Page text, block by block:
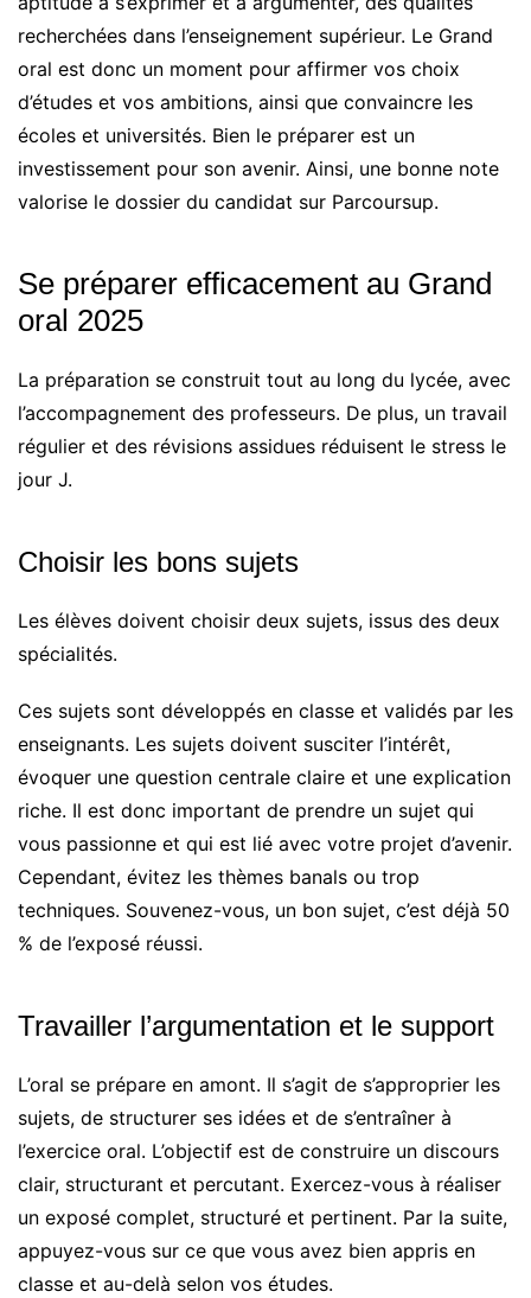
recherchées dans l’enseignement supérieur. Le Grand
oral est donc un moment pour affirmer vos choix
d’études et vos ambitions, ainsi que convaincre les
écoles et universités. Bien le préparer est un
investissement pour son avenir. Ainsi, une bonne note
valorise le dossier du candidat sur Parcoursup.
Se préparer efficacement au Grand
oral 2025
La préparation se construit tout au long du lycée, avec
l’accompagnement des professeurs. De plus, un travail
régulier et des révisions assidues réduisent le stress le
jour J.
Choisir les bons sujets
Les élèves doivent choisir deux sujets, issus des deux
spécialités.
Ces sujets sont développés en classe et validés par les
enseignants. Les sujets doivent susciter l’intérêt,
évoquer une question centrale claire et une explication
riche. Il est donc important de prendre un sujet qui
vous passionne et qui est lié avec votre projet d’avenir.
Cependant, évitez les thèmes banals ou trop
techniques. Souvenez-vous, un bon sujet, c’est déjà 50
% de l’exposé réussi.
Travailler l’argumentation et le support
L’oral se prépare en amont. Il s’agit de s’approprier les
sujets, de structurer ses idées et de s’entraîner à
l’exercice oral. L’objectif est de construire un discours
clair, structurant et percutant. Exercez-vous à réaliser
un exposé complet, structuré et pertinent. Par la suite,
appuyez-vous sur ce que vous avez bien appris en
classe et au-delà selon vos études.